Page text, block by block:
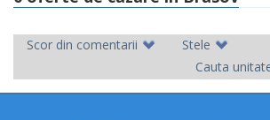
Scor din comentarii
Stele
Cauta